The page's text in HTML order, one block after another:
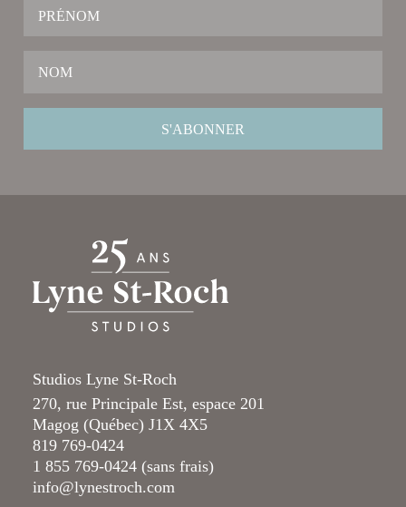
Studios Lyne St-Roch
270, rue Principale Est, espace 201
Magog (Québec) J1X 4X5
819 769-0424
1 855 769-0424 (sans frais)
info@lynestroch.com